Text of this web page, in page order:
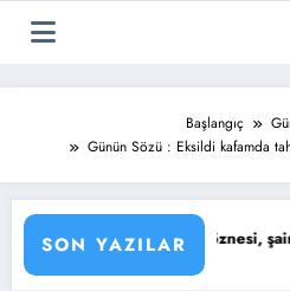
Başlangıç
Günün Sözü : Eksildi kafamda
SON YAZILAR
öznesi, şairin katilidir…